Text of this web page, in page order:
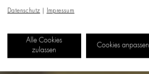
Datenschutz Impressum
Alle Cookies
zulassen
Cookies anpassen